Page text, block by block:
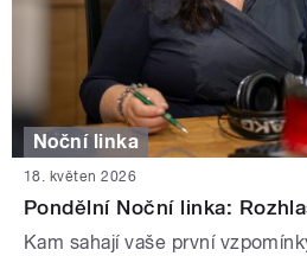
Noční linka
18. květen 2026
Pondělní Noční linka:
Kam sahají vaše první